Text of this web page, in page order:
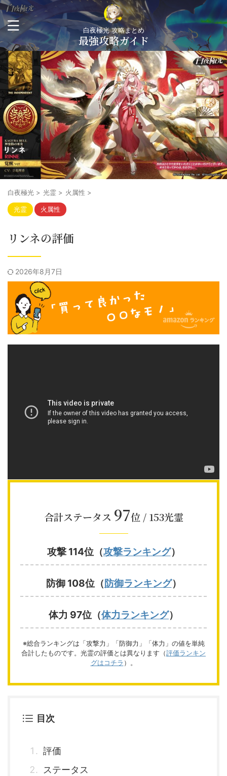
白夜極光 攻略まとめ
最強攻略ガイド
白夜極光 > 光霊 > 火属性 >
光霊 火属性
リンネの評価
2026年8月7日
合計ステータス 97位 / 153光霊
攻撃 114位（攻撃ランキング）
防御 108位（防御ランキング）
体力 97位（体力ランキング）
※総合ランキングは「攻撃力」「防御力」「体力」の値を単純
合計したものです。光霊の評価とは異なります（評価ランキン
グはコチラ ）。
目次
評価
ステータス